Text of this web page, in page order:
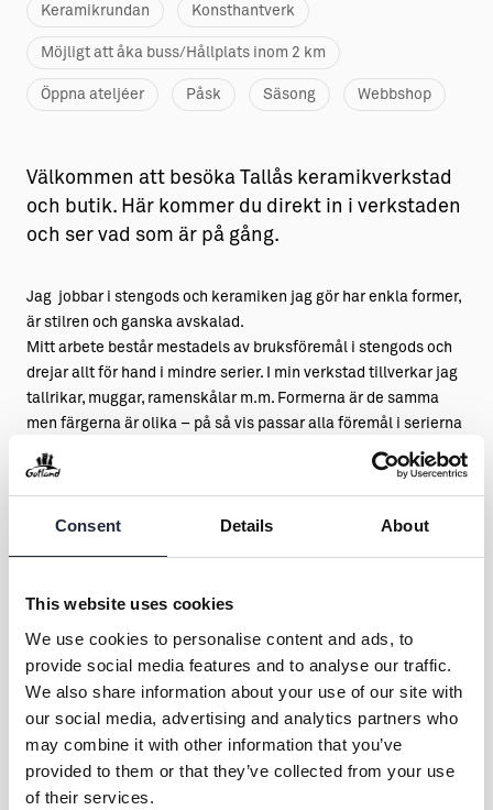
Consent Details About
This website uses cookies
We use cookies to personalise content and ads, to
provide social media features and to analyse our traffic.
We also share information about your use of our site with
our social media, advertising and analytics partners who
may combine it with other information that you’ve
provided to them or that they’ve collected from your use
of their services.
Keramikrundan Konsthantverk
Möjligt att åka buss/Hållplats inom 2 km
Öppna ateljéer Påsk Säsong Webbshop
Välkommen att besöka Tallås keramikverkstad
och butik. Här kommer du direkt in i verkstaden
och ser vad som är på gång.
Jag jobbar i stengods och keramiken jag gör har enkla former,
är stilren och ganska avskalad.
Mitt arbete består mestadels av bruksföremål i stengods och
drejar allt för hand i mindre serier. I min verkstad tillverkar jag
tallrikar, muggar, ramenskålar m.m. Formerna är de samma
men färgerna är olika – på så vis passar alla föremål i serierna
ihop. Du kan välja att duka ditt bord med gods i en och samma
färg, eller att blanda några eller alla färger i serien. För mig är
det viktigt med mitt eget uttryck, det kommer fram även i
bruksgodset.
https://www.facebook.com/tallashantverk/
https://keramikrundan.se/